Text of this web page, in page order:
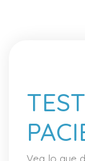
Vea lo que